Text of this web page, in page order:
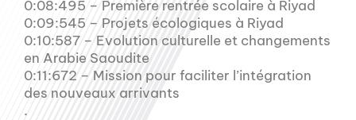
0:08:495 – Première rentrée scolaire à Riyad
0:09:545 – Projets écologiques à Riyad
0:10:587 – Evolution culturelle et changements
en Arabie Saoudite
0:11:672 – Mission pour faciliter l’intégration
des nouveaux arrivants
.